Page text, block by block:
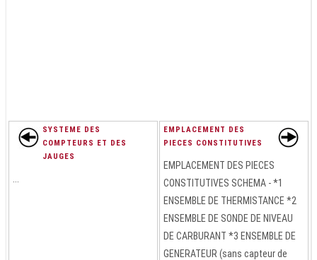
SYSTEME DES
COMPTEURS ET DES
JAUGES
EMPLACEMENT DES
PIECES CONSTITUTIVES
EMPLACEMENT DES PIECES
CONSTITUTIVES SCHEMA - *1
ENSEMBLE DE THERMISTANCE *2
ENSEMBLE DE SONDE DE NIVEAU
DE CARBURANT *3 ENSEMBLE DE
GENERATEUR (sans capteur de